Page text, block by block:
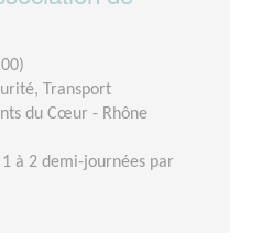
Transport
du Cœur - Rhône
1 à 2 demi-journées par